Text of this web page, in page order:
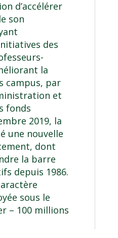
d’accélérer
son
des
la
campus, par
et
fonds
2019, la
une nouvelle
dont
la barre
depuis 1986.
sous le
– 100 millions